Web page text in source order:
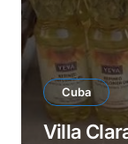
Cuba
Villa